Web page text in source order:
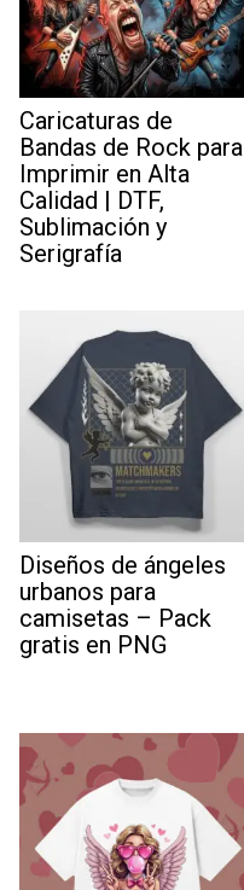
Caricaturas de
Bandas de Rock para
Imprimir en Alta
Calidad | DTF,
Sublimación y
Serigrafía
Diseños de ángeles
urbanos para
camisetas – Pack
gratis en PNG